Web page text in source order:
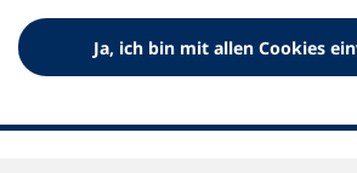
i
Ja, ich bin mit allen Cookies